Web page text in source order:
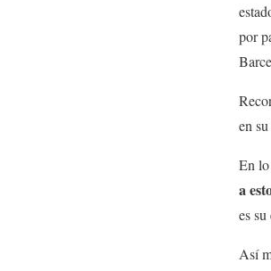
por
en
En lo
a
es
Así